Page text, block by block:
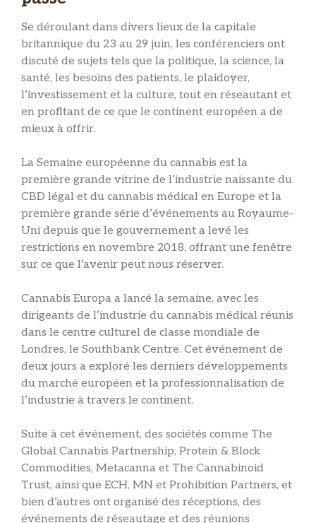
Se déroulant dans divers lieux de la capitale
britannique du 23 au 29 juin, les conférenciers ont
discuté de sujets tels que la politique, la science, la
santé, les besoins des patients, le plaidoyer,
l’investissement et la culture, tout en réseautant et
en profitant de ce que le continent européen a de
mieux à offrir.
La Semaine européenne du cannabis est la
première grande vitrine de l’industrie naissante du
CBD légal et du cannabis médical en Europe et la
première grande série d’événements au Royaume-
Uni depuis que le gouvernement a levé les
restrictions en novembre 2018, offrant une fenêtre
sur ce que l’avenir peut nous réserver.
Cannabis Europa a lancé la semaine, avec les
dirigeants de l’industrie du cannabis médical réunis
dans le centre culturel de classe mondiale de
Londres, le Southbank Centre. Cet événement de
deux jours a exploré les derniers développements
du marché européen et la professionnalisation de
l’industrie à travers le continent.
Suite à cet événement, des sociétés comme The
Global Cannabis Partnership, Protein & Block
Commodities, Metacanna et The Cannabinoid
Trust, ainsi que ECH, MN et Prohibition Partners, et
bien d’autres ont organisé des réceptions, des
événements de réseautage et des réunions